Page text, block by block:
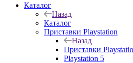
Каталог
Назад
Каталог
Приставки Playstation
Назад
Приставки
Playstation 5